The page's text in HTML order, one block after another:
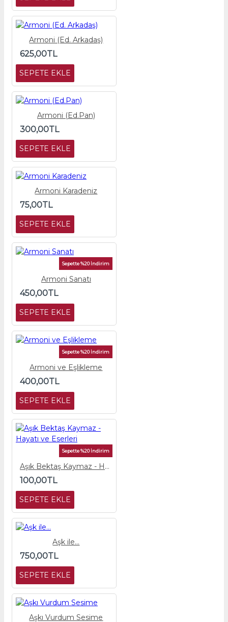
Armoni (Ed. Arkadaş)
625,00TL
SEPETE EKLE
Armoni (Ed.Pan)
300,00TL
SEPETE EKLE
Armoni Karadeniz
75,00TL
SEPETE EKLE
Sepette %20 İndirim
Armoni Sanatı
450,00TL
SEPETE EKLE
Sepette %20 İndirim
Armoni ve Eşlikleme
400,00TL
SEPETE EKLE
Sepette %20 İndirim
Aşık Bektaş Kaymaz - Hayatı ve Eserleri
100,00TL
SEPETE EKLE
Aşk ile...
750,00TL
SEPETE EKLE
Aşkı Vurdum Sesime